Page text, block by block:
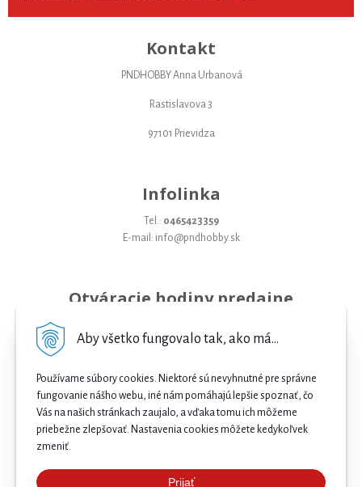
Aby všetko fungovalo tak, ako má...
Používame súbory cookies. Niektoré sú nevyhnutné pre správne
fungovanie nášho webu, iné nám pomáhajú lepšie spoznať, čo
Vás na našich stránkach zaujalo, a vďaka tomu ich môžeme
priebežne zlepšovať. Nastavenia cookies môžete kedykoľvek
zmeniť.
Prijať
Kontakt
PNDHOBBY Anna Urbanová
Rastislavova 3
97101 Prievidza
Infolinka
Tel.: 0465423359
E-mail: info@pndhobby.sk
Otváracie hodiny predajne
Streda 09-17
Štvrtok 09-17
Sobota 09-12